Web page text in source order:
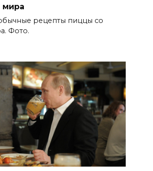
мира
рецепты пиццы со
Фото.